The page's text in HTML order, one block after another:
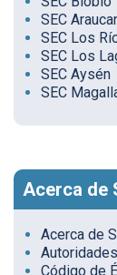
SEC
SEC Los
SEC Los
SEC Aysén
SEC
Acerca de
Acerca de
Autoridades
Código de